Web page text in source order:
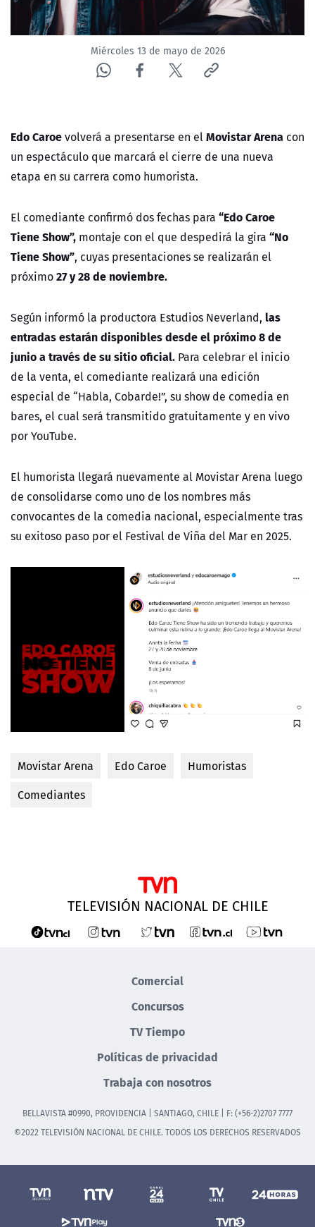
Miércoles 13 de mayo de 2026
Edo Caroevolverá a presentarse en elMovistar Arena con
un espectáculo que marcará el cierre de una nueva
etapa en su carrera como humorista.
El comediante confirmó dos fechas para “Edo Caroe
Tiene Show”, montaje con el que despedirá la gira “No
Tiene Show”, cuyas presentaciones se realizarán el
próximo27 y 28 de noviembre.
Según informó la productora Estudios Neverland, las
entradas estarán disponibles desde el próximo 8 de
junio a través de su sitio oficial. Para celebrar el inicio
de la venta, el comediante realizará una edición
especial de “Habla, Cobarde!”, su show de comedia en
bares, el cual será transmitido gratuitamente y en vivo
por YouTube.
El humorista llegará nuevamente al Movistar Arena luego
de consolidarse como uno de los nombres más
convocantes de la comedia nacional, especialmente tras
su exitoso paso por el Festival de Viña del Mar en 2025.
Movistar Arena Edo Caroe
Humoristas
Comediantes
TELEVISIÓN NACIONAL DE CHILE
Comercial
Concursos
TV Tiempo
Políticas de privacidad
Trabaja con nosotros
BELLAVISTA #0990, PROVIDENCIA | SANTIAGO, CHILE | F: (+56-2)2707 7777
©2022 TELEVISIÓN NACIONAL DE CHILE. TODOS LOS DERECHOS RESERVADOS